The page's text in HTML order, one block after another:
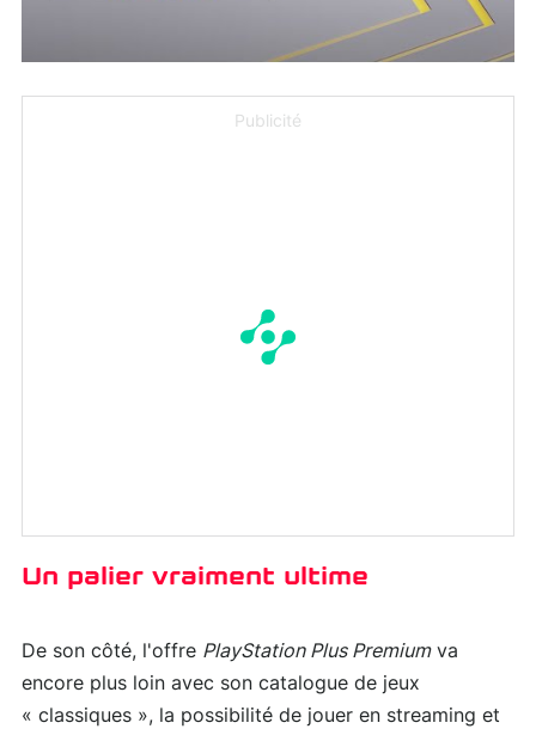
Publicité
Un palier vraiment ultime
De son côté, l'offre PlayStation Plus Premiumva
encore plus loin avec son catalogue de jeux
« classiques », la possibilité de jouer en streaming et